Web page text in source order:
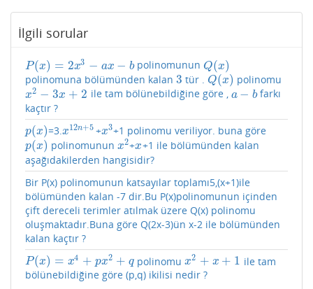
İlgili sorular
P(x) = 2x3 − ax − b
P(x)=2 x3− ax− b polinomununQ(x)
Q(x)
polinomuna bölümünden kalan 3
3 tür . Q(x)
Q(x) polinomu
x2 − 3x + 2
x2−3x +2 ile tam bölünebildiğine göre , a − b
a−b
farkı
kaçtır ?
p(x)
p(x) =3.x12n+5
x12n+5+x3
x3+1 polinomu veriliyor. buna göre
p(x)
p(x) polinomununx2
x2+x
x +1 ile bölümünden kalan
aşağıdakilerden hangisidir?
Bir P(x) polinomunun katsayılar toplamı5,(x+1)ile
bölümünden kalan -7 dir.Bu P(x)polinomunun içinden
çift dereceli terimler atılmak üzere Q(x) polinomu
oluşmaktadır.Buna göre Q(2x-3)ün x-2 ile bölümünden
kalan kaçtır ?
P(x) = x4 + px2 + q
P(x)=x 4+px2 +q polinomux2 + x + 1
x2+x+ 1
ile tam
bölünebildiğine göre (p,q) ikilisi nedir ?